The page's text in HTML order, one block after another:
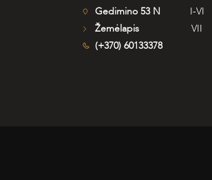
Gedimino 53 N
Žemėlapis
(+370) 60133378
I-VI
VII